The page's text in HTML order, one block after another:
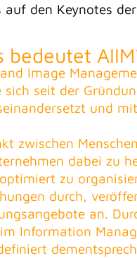
den Keynotes
bedeutet
Image
seit der
und
zwischen
dabei zu
zu
durch,
an.
Information